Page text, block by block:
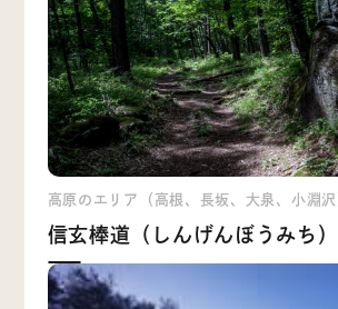
高原のエリア（高根、長坂、大泉、小淵沢
信玄棒道（しんげんぼうみち）